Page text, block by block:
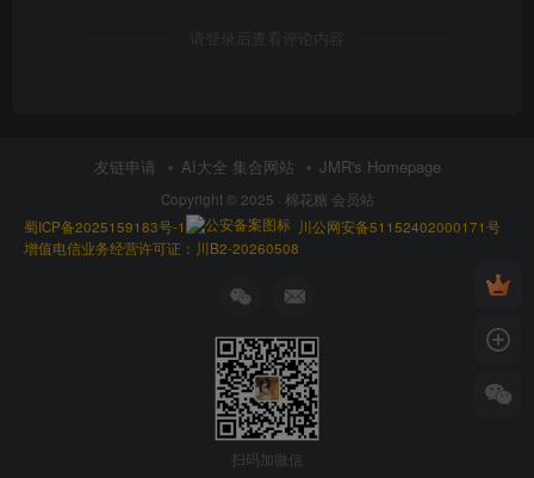
请登录后查看评论内容
友链申请 AI大全 集合网站 JMR's Homepage
Copyright © 2025 · 棉花糖 会员站
蜀ICP备2025159183号-1
川公网安备51152402000171号
增值电信业务经营许可证：川B2-20260508
扫码加微信